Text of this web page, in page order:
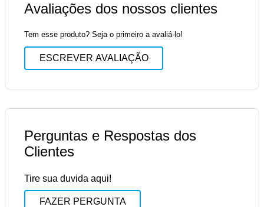
Avaliações dos nossos clientes
Tem esse produto? Seja o primeiro a avaliá-lo!
ESCREVER AVALIAÇÃO
Perguntas e Respostas dos
Clientes
Tire sua duvida aqui!
FAZER PERGUNTA